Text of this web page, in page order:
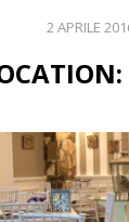
2 APRILE